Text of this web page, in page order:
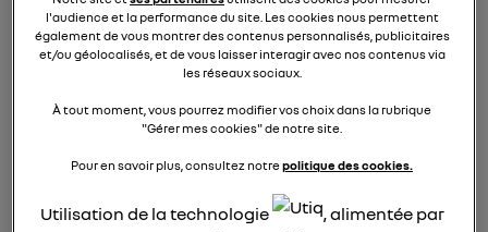
électriques RENAULT
9269membres
quotidien et ça change tout
posez une question
l'audience et la performance du site. Les cookies nous permettent
également de vous montrer des contenus personnalisés, publicitaires
et/ou géolocalisés, et de vous laisser interagir avec nos contenus via
les réseaux sociaux.
À tout moment, vous pourrez modifier vos choix dans la rubrique
"Gérer mes cookies" de notre site.
Pour en savoir plus, consultez notrepolitique des cookies.
Utilisation de la technologie
, alimentée par